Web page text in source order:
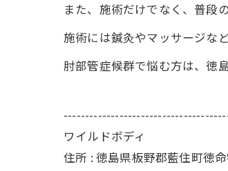
また、施術だけでなく、普段
施術には鍼灸やマッサージな
肘部管症候群で悩む方は、徳
ワイルドボディ
住所 : 徳島県板野郡藍住町徳